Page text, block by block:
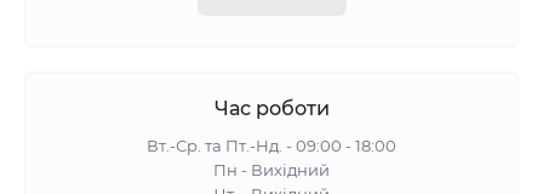
Час роботи
Вт.-Ср. та Пт.-Нд. - 09:00 - 18:00
Пн - Вихідний